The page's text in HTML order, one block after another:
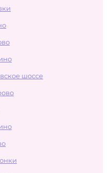
шоссе